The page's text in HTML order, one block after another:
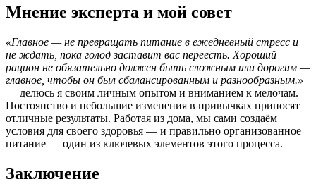
Мнение эксперта и мой совет
«Главное — не превращать питание в ежедневный стресс и
не ждать, пока голод заставит вас переесть. Хороший
рацион не обязательно должен быть сложным или дорогим —
главное, чтобы он был сбалансированным и разнообразным.»
— делюсь я своим личным опытом и вниманием к мелочам.
Постоянство и небольшие изменения в привычках приносят
отличные результаты. Работая из дома, мы сами создаём
условия для своего здоровья — и правильно организованное
питание — один из ключевых элементов этого процесса.
Заключение